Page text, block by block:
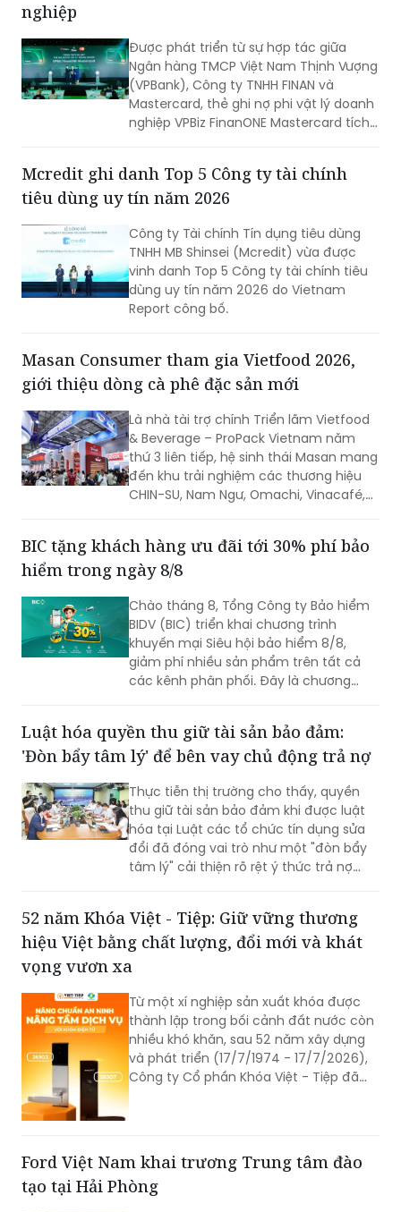
nghiệp
Được phát triển từ sự hợp tác giữa
Ngân hàng TMCP Việt Nam Thịnh Vượng
(VPBank), Công ty TNHH FINAN và
Mastercard, thẻ ghi nợ phi vật lý doanh
nghiệp VPBiz FinanONE Mastercard tích
doanh nghiệp rút ngắn quy trình phê
duyệt chi tiêu, trao quyền chủ động
chặt chẽ ngân sách và dòng tiền theo
thời gian thực.
Mcredit ghi danh Top 5 Công ty tài chính
tiêu dùng uy tín năm 2026
Công ty Tài chính Tín dụng tiêu dùng
TNHH MB Shinsei (Mcredit) vừa được
vinh danh Top 5 Công ty tài chính tiêu
dùng uy tín năm 2026 do Vietnam
Report công bố.
Masan Consumer tham gia Vietfood 2026,
giới thiệu dòng cà phê đặc sản mới
Là nhà tài trợ chính Triển lãm Vietfood
& Beverage – ProPack Vietnam năm
thứ 3 liên tiếp, hệ sinh thái Masan mang
đến khu trải nghiệm các thương hiệu
CHIN-SU, Nam Ngư, Omachi, Vinacafé,
hiện tại triển lãm. Sự kiện diễn ra từ
ngày 6-8/8/2026, tại Trung tâm Hội
BIC tặng khách hàng ưu đãi tới 30% phí bảo
hiểm trong ngày 8/8
Chào tháng 8, Tổng Công ty Bảo hiểm
BIDV (BIC) triển khai chương trình
khuyến mại Siêu hội bảo hiểm 8/8,
giảm phí nhiều sản phẩm trên tất cả
các kênh phân phối. Đây là chương
Luật hóa quyền thu giữ tài sản bảo đảm:
'Đòn bẩy tâm lý' để bên vay chủ động trả nợ
Thực tiễn thị trường cho thấy, quyền
thu giữ tài sản bảo đảm khi được luật
hóa tại Luật các tổ chức tín dụng sửa
đổi đã đóng vai trò như một "đòn bẩy
tâm lý" cải thiện rõ rệt ý thức trả nợ
52 năm Khóa Việt - Tiệp: Giữ vững thương
hiệu Việt bằng chất lượng, đổi mới và khát
vọng vươn xa
Từ một xí nghiệp sản xuất khóa được
thành lập trong bối cảnh đất nước còn
nhiều khó khăn, sau 52 năm xây dựng
và phát triển (17/7/1974 - 17/7/2026),
Công ty Cổ phần Khóa Việt - Tiệp đã
là câu chuyện tăng trưởng của một
thương hiệu “quốc dân”, mà còn phản
ánh sự bền bỉ của doanh nghiệp Việt
Ford Việt Nam khai trương Trung tâm đào
tạo tại Hải Phòng